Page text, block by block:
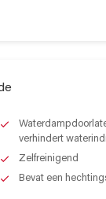
verhindert
Zelfreinigend
Bevat een